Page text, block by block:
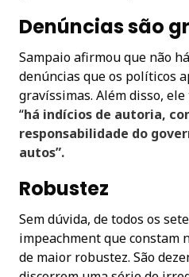
Denúncias são
Sampaio afirmou que não
denúncias que os políticos
gravíssimas. Além disso,
“há indícios de autoria,
responsabilidade do
autos”.
Robustez
Sem dúvida, de todos os
impeachment que constam
de maior robustez. São